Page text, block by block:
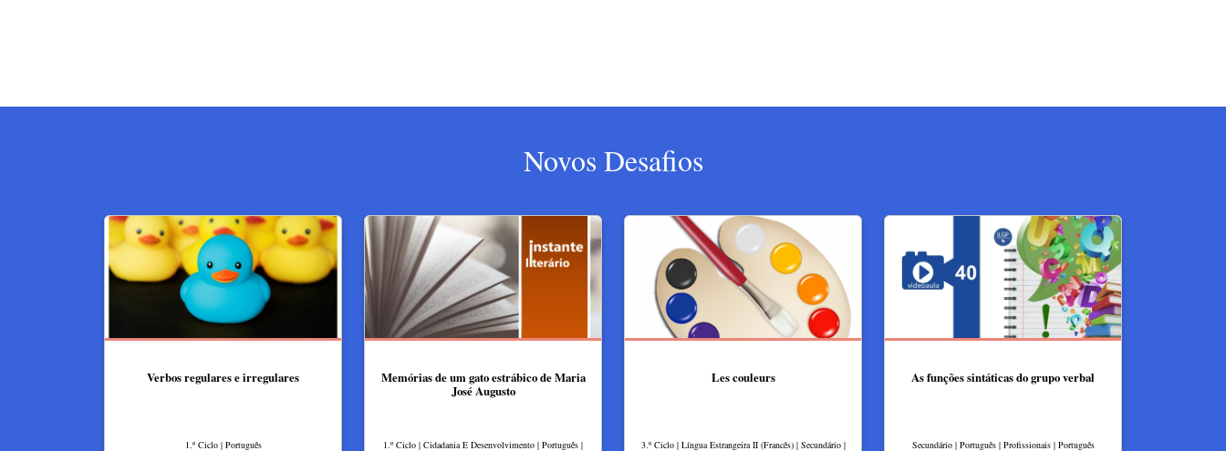
Novos Desafios
Verbos regulares e irregulares
1.º Ciclo | Português
Memórias de um gato estrábico de Maria
José Augusto
1.º Ciclo | Cidadania E Desenvolvimento | Português |
Les couleurs
3.º Ciclo | Língua Estrangeira II (Francês) | Secundário |
As funções sintáticas do grupo verbal
Secundário | Português | Profissionais | Português